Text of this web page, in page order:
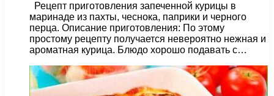
Рецепт приготовления запеченной курицы в
маринаде из пахты, чеснока, паприки и черного
перца. Описание приготовления: По этому
простому рецепту получается невероятно нежная и
ароматная курица. Блюдо хорошо подавать с…